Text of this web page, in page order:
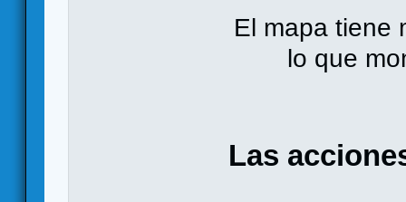
El mapa tiene
lo que
Las